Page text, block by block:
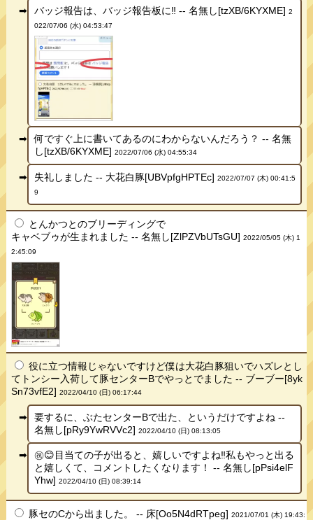
バッジ報告は、バッジ報告板に‼︎ -- 名無し[tzXB/6KYXME] 2
022/07/06 (水) 04:53:47
何ですぐ上に書いてあるのにわからないんだろう？ -- 名無
し[tzXB/6KYXME] 2022/07/06 (水) 04:55:34
失礼しました -- 大花白豚[UBVpfgHPTEc] 2022/07/07 (木) 00:41:5
9
とんかつとのブリーディングで
キャベブゥが生まれました -- 名無し[ZlPZVbUTsGU]2022/05/05 (木) 1
2:45:09
役に立つ情報じゃないですけど僕は大花白豚狙いでハズレとし
てトンシー入荷して豚センターBでやっとでました -- ブーブー[8yk
Sn73vfE2]2022/04/10 (日) 06:17:44
要するに、ぶたセンターBで出た、というだけですよね --
名無し[pRy9YwRVVc2] 2022/04/10 (日) 08:13:05
㊗️😊目当ての子が出ると、嬉しいですよね‼︎私もやっと出る
と嬉しくて、コメントしたくなります！ -- 名無し[pPsi4elF
Yhw] 2022/04/10 (日) 08:39:14
豚セのCから出ました。 -- 床[Oo5N4dRTpeg]2021/07/01 (木) 19:43: